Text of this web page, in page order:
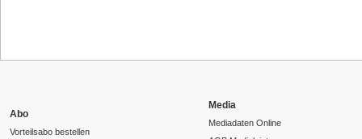
Abo
Vorteilsabo bestellen
Media
Mediadaten Online